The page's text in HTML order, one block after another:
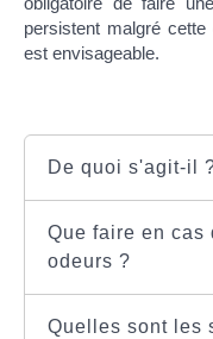
persistent malgré
est envisageable.
De quoi s'agit-il
Que faire en cas
odeurs ?
Quelles sont les